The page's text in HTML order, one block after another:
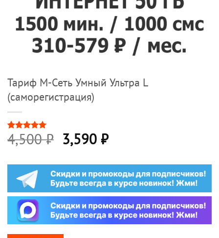
Тариф М-Сеть Умный Ультра L
(саморегистрация)
Рейтинг5
из 5 на
2
4,500₽ Первоначальная
цена
составляла
4,500 ₽.
3,590 ₽Текущая
3,590 ₽.